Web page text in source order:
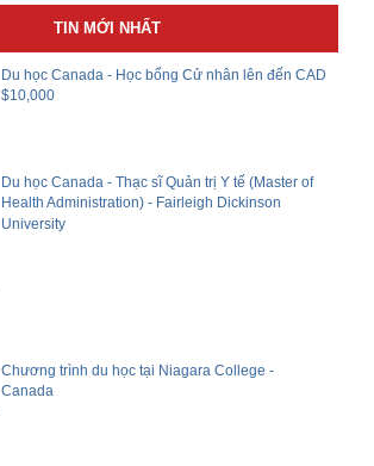
TIN MỚI NHẤT
Du học Canada - Học bổng Cử nhân lên đến CAD
$10,000
Du học Canada - Thạc sĩ Quản trị Y tế (Master of
Health Administration) - Fairleigh Dickinson
University
Chương trình du học tại Niagara College -
Canada